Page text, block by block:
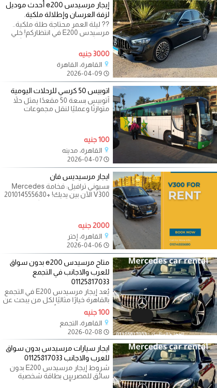
إيجار مرسيدس e200 أحدث موديل
لزفة العرسان وإطلالة ملكية.
?? ليلة العمر محتاجة طلة ملكية..
مرسيدس E200 في انتظاركم! خلي
دخولكم القاعة لحظة ما تتنسيش.
استمتع
3000 جنيه
القاهرة، القاهرة
اتوبيس 50 كرسي للرحلات اليومية
أتوبيس بسعة 50 مقعدًا يمثل حلاً
متوازنًا وعمليًا لنقل مجموعات
100 جنيه
القاهرة، مدينه
2026-04-07
ايجار مرسيديس فان
بسيوني ترافيل: فخامة Mercedes
V300 الآن بين يديك! +201014555680
ايجار ليموزين مرسيدس / ايجار
2000 جنيه
القاهرة، إختر
متاح مرسيدس e200 بدون سواق
للعرب والاجانب في التجمع
01125817033
يُعد إيجار مرسيدس E200 في التجمع
بالقاهرة خيارًا مثاليًا لكل من يبحث عن
الفخامة والراحة والأداء
100 جنيه
القاهرة، التجمع
ايجار سيارات مرسيدس بدون سواق
للعرب والاجانب 01125817033
شروط إيجار مرسيدس E200 بدون
سائق للمصريين بطاقة شخصية